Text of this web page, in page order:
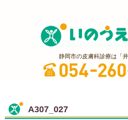
静岡市の皮膚科診療は「井
A307_027